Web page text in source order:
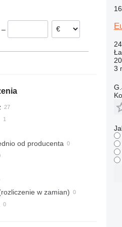
–
od producenta
w zamian)
16
3